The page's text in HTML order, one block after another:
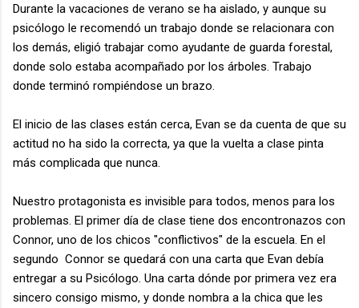
Durante la vacaciones de verano se ha aislado, y aunque su
psicólogo le recomendó un trabajo donde se relacionara con
los demás, eligió trabajar como ayudante de guarda forestal,
donde solo estaba acompañado por los árboles. Trabajo
donde terminó rompiéndose un brazo.
El inicio de las clases están cerca, Evan se da cuenta de que su
actitud no ha sido la correcta, ya que la vuelta a clase pinta
más complicada que nunca.
Nuestro protagonista es invisible para todos, menos para los
problemas. El primer día de clase tiene dos encontronazos con
Connor, uno de los chicos "conflictivos" de la escuela. En el
segundo Connor se quedará con una carta que Evan debía
entregar a su Psicólogo. Una carta dónde por primera vez era
sincero consigo mismo, y donde nombra a la chica que les